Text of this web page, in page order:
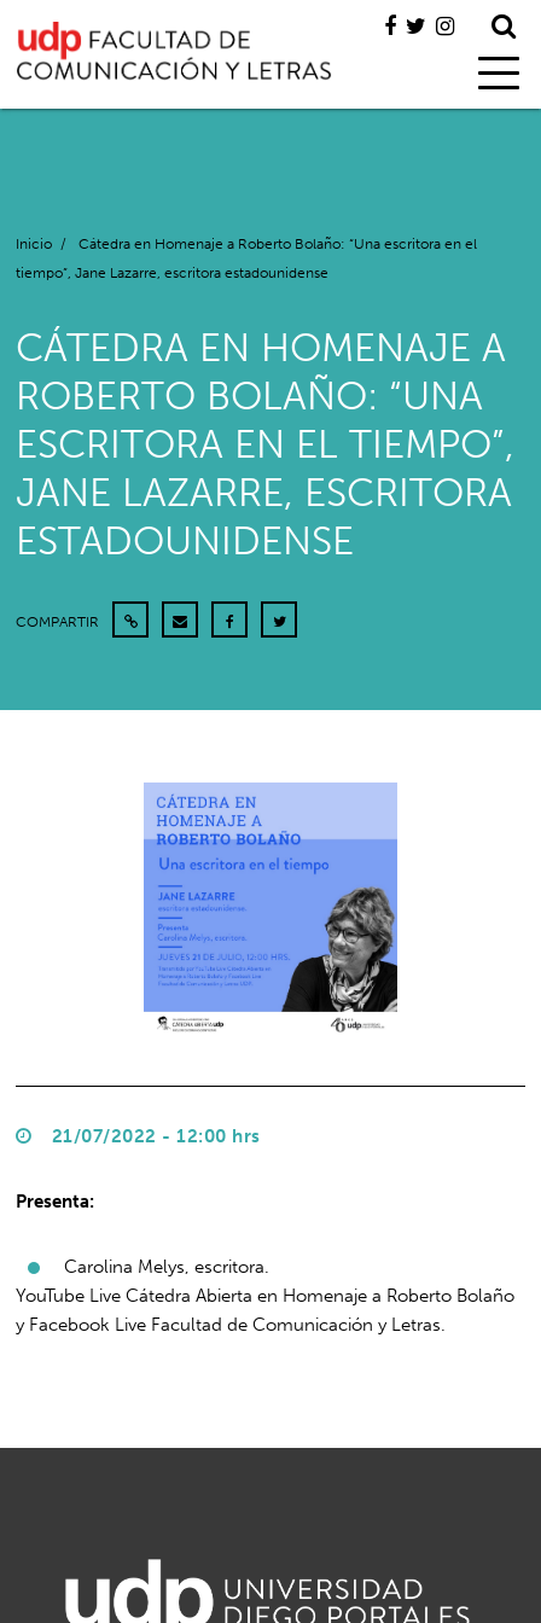
Inicio /
Cátedra en Homenaje a Roberto Bolaño: “Una escritora en el
tiempo”, Jane Lazarre, escritora estadounidense
CÁTEDRA EN HOMENAJE A
ROBERTO BOLAÑO: “UNA
ESCRITORA EN EL TIEMPO”,
JANE LAZARRE, ESCRITORA
ESTADOUNIDENSE
COMPARTIR
21/07/2022 - 12:00 hrs
Presenta:
Carolina Melys, escritora.
YouTube Live Cátedra Abierta en Homenaje a Roberto Bolaño
y Facebook Live Facultad de Comunicación y Letras.